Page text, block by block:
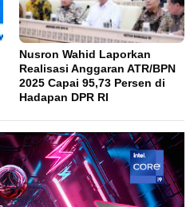
Nusron Wahid Laporkan
Realisasi Anggaran ATR/BPN
2025 Capai 95,73 Persen di
Hadapan DPR RI